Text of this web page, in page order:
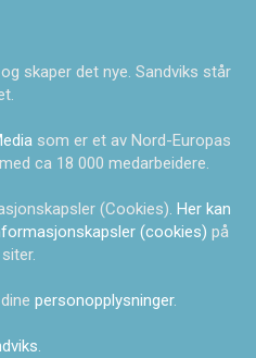
skaper det nye. Sandviks står
som er et av Nord-Europas
ca 18 000 medarbeidere.
(Cookies). Her kan
(cookies) på
personopplysninger.
.